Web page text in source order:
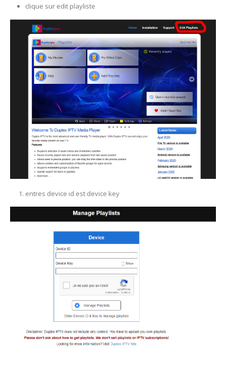
clique sur edit playliste
entres device id est device key